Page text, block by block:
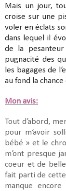
Mais un jour,
croise sur une
voler en éclats
dans lequel il
de la
pugnacité des
les bagages de
au fond la
Mon avis:
Tout d’abord,
pour m’avoir
bébé » et le
m’ont presque
coeur et de
fait parti de
manque